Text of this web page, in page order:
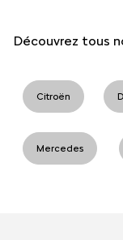
Découvrez tous
Citroën
Mercedes